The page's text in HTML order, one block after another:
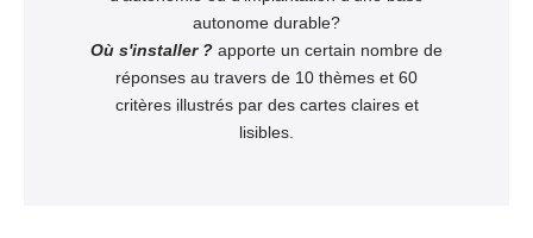
autonome durable?
Où s'installer ? apporte un certain nombre de
réponses au travers de 10 thèmes et 60
critères illustrés par des cartes claires et
lisibles.